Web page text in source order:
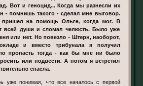
Вот и геноцид... Когда мы разнесли их
- помнишь такого - сделал мне выговор.
на помощь Ольге, когда мог. В
всей души и сломал челюсть. Было уже
или нет. Но повезло - Штерн, наоборот,
и вместо трибунала я получил
пропасть тогда - как бы мне ни было
или подвести. А потом я встретил
спасла.